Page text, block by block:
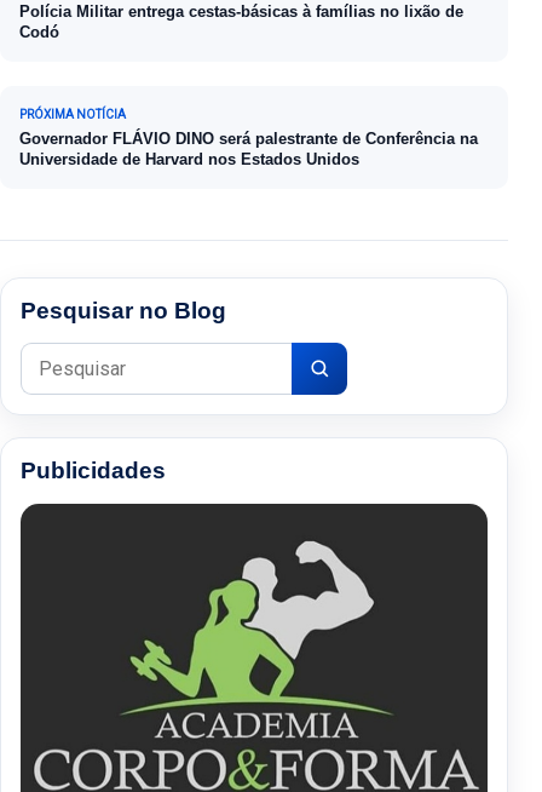
Polícia Militar entrega cestas-básicas à famílias no lixão de
Codó
PRÓXIMA NOTÍCIA
Governador FLÁVIO DINO será palestrante de Conferência na
Universidade de Harvard nos Estados Unidos
Pesquisar no Blog
Pesquisar por:
Publicidades